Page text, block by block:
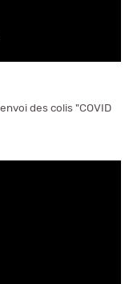
des colis "COVID